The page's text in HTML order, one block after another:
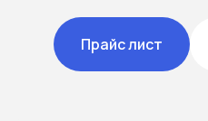
Прайс лист